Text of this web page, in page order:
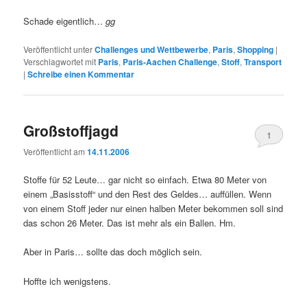
Schade eigentlich…gg
Veröffentlicht unterChallenges und Wettbewerbe, Paris,Shopping |
Verschlagwortet mit Paris, Paris-Aachen Challenge,Stoff,Transport
|Schreibe einen Kommentar
Großstoffjagd
Veröffentlicht am14.11.2006
1
Stoffe für 52 Leute… gar nicht so einfach. Etwa 80 Meter von
einem „Basisstoff“ und den Rest des Geldes… auffüllen. Wenn
von einem Stoff jeder nur einen halben Meter bekommen soll sind
das schon 26 Meter. Das ist mehr als ein Ballen. Hm.
Aber in Paris… sollte das doch möglich sein.
Hoffte ich wenigstens.